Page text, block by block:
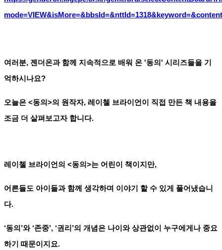
여러분, 젠더온과 함께 지속적으로 배워 온 '동의' 시리즈들을 기
억하시나요?
오늘은 <동의>의 원작자, 레이첼 브라이언이 직접 만든 책 내용을
조금 더 살펴보고자 합니다.
레이첼 브라이언의 <동의>는 어린이 책이지만,
어른들도 아이들과 함께 생각하며 이야기 할 수 있게 풀어냈습니
다.
‘동의 ’와 ‘존중’, ‘권리 ’의 개념은 나이와 상관없이 누구에게나 중요
하기 때문이지요.